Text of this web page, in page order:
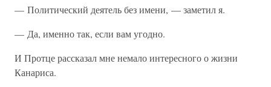
— Политический деятель без имени, — заметил я.
— Да, именно так, если вам угодно.
И Протце рассказал мне немало интересного о жизни
Канариса.